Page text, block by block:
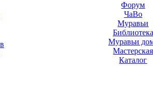
Форум
ЧаВо
Муравьи
Библиотека
Муравьи
Мастерская
Каталог